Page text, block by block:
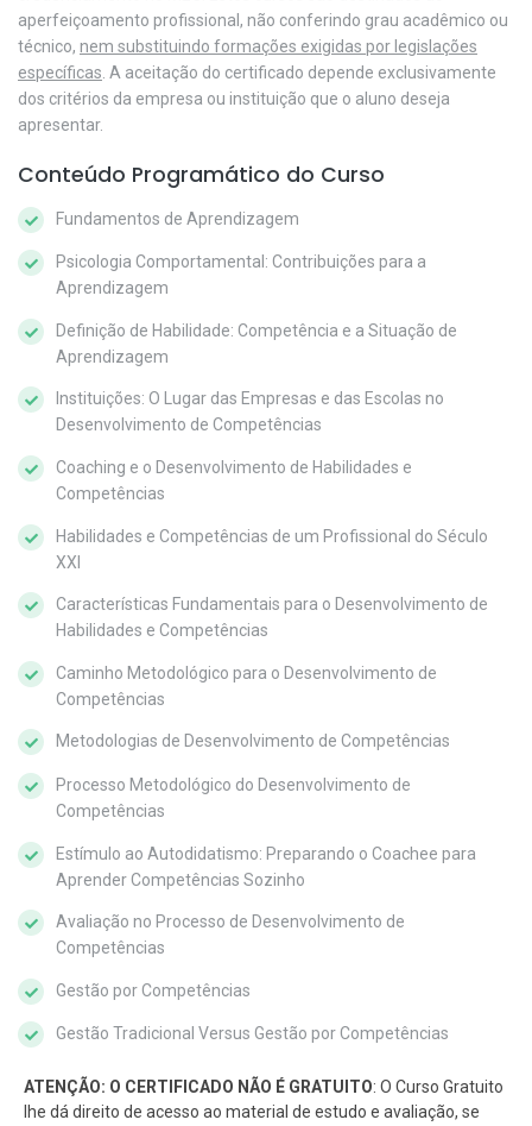
aperfeiçoamento profissional, não conferindo grau acadêmico ou
técnico, nem substituindo formações exigidas por legislações
específicas . A aceitação do certificado depende exclusivamente
dos critérios da empresa ou instituição que o aluno deseja
apresentar.
Conteúdo Programático do Curso
Fundamentos de Aprendizagem
Psicologia Comportamental: Contribuições para a
Aprendizagem
Definição de Habilidade: Competência e a Situação de
Aprendizagem
Instituições: O Lugar das Empresas e das Escolas no
Desenvolvimento de Competências
Coaching e o Desenvolvimento de Habilidades e
Competências
Habilidades e Competências de um Profissional do Século
XXI
Características Fundamentais para o Desenvolvimento de
Habilidades e Competências
Caminho Metodológico para o Desenvolvimento de
Competências
Metodologias de Desenvolvimento de Competências
Processo Metodológico do Desenvolvimento de
Competências
Estímulo ao Autodidatismo: Preparando o Coachee para
Aprender Competências Sozinho
Avaliação no Processo de Desenvolvimento de
Competências
Gestão por Competências
Gestão Tradicional Versus Gestão por Competências
ATENÇÃO: O CERTIFICADO NÃO É GRATUITO: O Curso Gratuito
lhe dá direito de acesso ao material de estudo e avaliação, se